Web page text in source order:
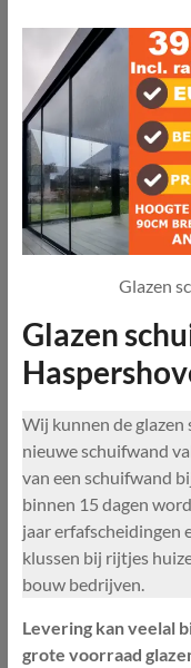
Glazen
Glazen
Wij kunnen de
nieuwe schuifwand
van een schuifwand
binnen 15 dagen
jaar erfafscheidingen
klussen bij rijtjes
bouw bedrijven.
Levering kan veelal
grote voorraad